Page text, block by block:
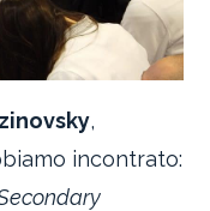
,
incontrato: